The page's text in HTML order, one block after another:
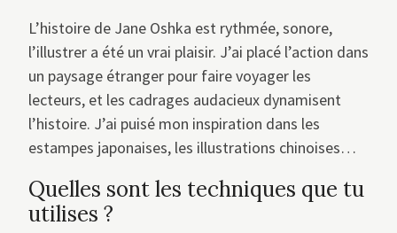
L’histoire de Jane Oshka est rythmée, sonore,
l’illustrer a été un vrai plaisir. J’ai placé l’action dans
un paysage étranger pour faire voyager les
lecteurs, et les cadrages audacieux dynamisent
l’histoire. J’ai puisé mon inspiration dans les
estampes japonaises, les illustrations chinoises…
Quelles sont les techniques que tu
utilises ?